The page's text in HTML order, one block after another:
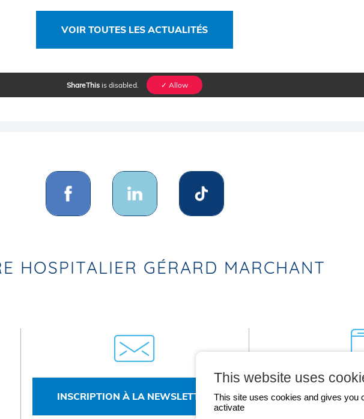
This website uses
This site uses cookies and gives you
activate
VOIR TOUTES LES ACTUALITÉS
ShareThis is disabled. ✓ Allow
HOSPITALIER GÉRARD MARCHANT
INSCRIPTION À LA NEWSLETTER